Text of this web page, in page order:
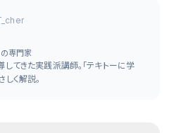
専門家
てきた実践派講師。「テキトーに学
しく解説。